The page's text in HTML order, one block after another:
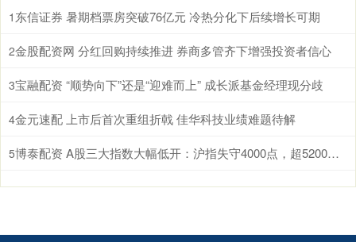
1 东信证券 暑期档票房突破76亿元 冷热分化下后续增长可期
2金股配资网 分红回购持续推进 券商多管齐下增强投资者信心
3宝融配资 “顺势向下”还是“迎难而上” 成长派基金经理现分歧
4金元速配 上市后首次重组折戟 佳华科技业绩难题待解
5 博泰配资 A股三大指数大幅低开：沪指失守4000点，超5200股飘绿